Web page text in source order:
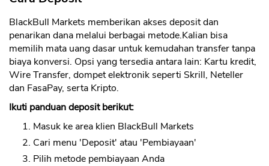
BlackBull Markets memberikan akses deposit dan
penarikan dana melalui berbagai metode.Kalian bisa
memilih mata uang dasar untuk kemudahan transfer tanpa
biaya konversi. Opsi yang tersedia antara lain: Kartu kredit,
Wire Transfer, dompet elektronik seperti Skrill, Neteller
dan FasaPay, serta Kripto.
Ikuti panduan deposit berikut:
Masuk ke area klien BlackBull Markets
Cari menu 'Deposit' atau 'Pembiayaan'
Pilih metode pembiayaan Anda
CANCEL